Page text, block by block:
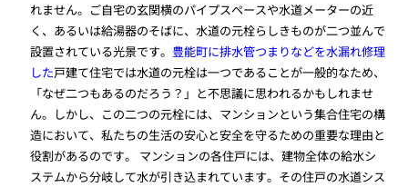
れません。ご自宅の玄関横のパイプスペースや水道メーターの近
く、あるいは給湯器のそばに、水道の元栓らしきものが二つ並んで
設置されている光景です。 豊能町に排水管つまりなどを水漏れ修理
した戸建て住宅では水道の元栓は一つであることが一般的なため、
「なぜ二つもあるのだろう？」と不思議に思われるかもしれませ
ん。しかし、この二つの元栓には、マンションという集合住宅の構
造において、私たちの生活の安心と安全を守るための重要な理由と
役割があるのです。 マンションの各住戸には、建物全体の給水シ
ステムから分岐して水が引き込まれています。その住戸の水道シス